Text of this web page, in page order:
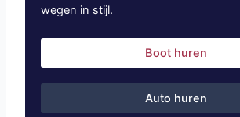
wegen in stijl.
Boot huren
Auto huren